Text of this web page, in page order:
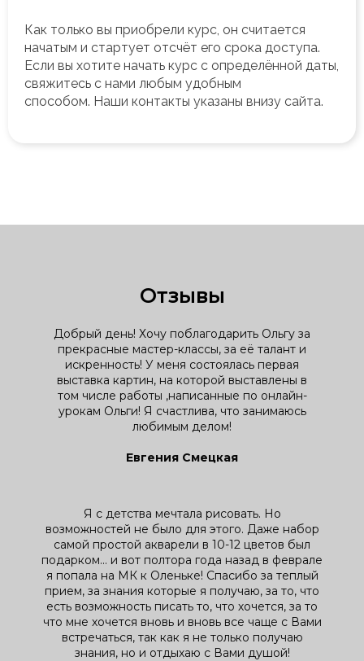
Как только вы приобрели курс, он считается
начатым и стартует отсчёт его срока доступа.
Если вы хотите начать курс с определённой даты,
свяжитесь с нами любым удобным
способом. Наши контакты указаны внизу сайта.
Отзывы
Добрый день! Хочу поблагодарить Ольгу за
прекрасные мастер-классы, за её талант и
искренность! У меня состоялась первая
выставка картин, на которой выставлены в
том числе работы ,написанные по онлайн-
урокам Ольги! Я счастлива, что занимаюсь
любимым делом!
Евгения Смецкая
Я с детства мечтала рисовать. Но
возможностей не было для этого. Даже набор
самой простой акварели в 10-12 цветов был
подарком... и вот полтора года назад в феврале
я попала на МК к Оленьке! Спасибо за теплый
прием, за знания которые я получаю, за то, что
есть возможность писать то, что хочется, за то
что мне хочется вновь и вновь все чаще с Вами
встречаться, так как я не только получаю
знания, но и отдыхаю с Вами душой!